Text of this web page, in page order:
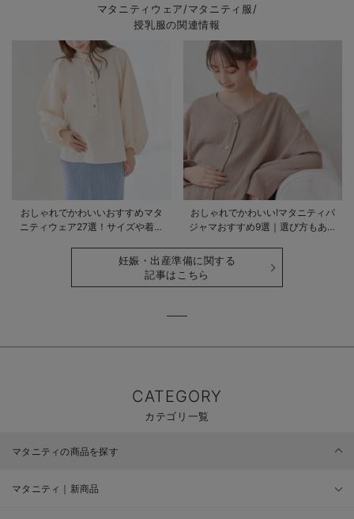
マタニティウェア/マタニティ服/
授乳服の関連情報
おしゃれでかわいいおすすめマタ
ニティウェア27選！サイズや着る
おしゃれでかわいい!マタニティパ
ジャマおすすめ9選｜選び方もあわ
妊娠・出産準備に関する
記事はこちら
CATEGORY
カテゴリ一覧
マタニティの商品を探す
マタニティ｜新商品